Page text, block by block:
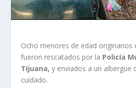
Ocho menores de edad originarios
fueron rescatados por la Policía
Tijuana, y enviados a un albergue
cuidado.